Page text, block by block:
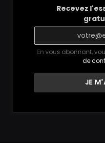
Recevez
En vous abonnant,
de